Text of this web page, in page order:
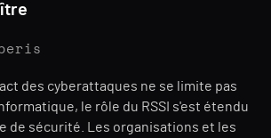
des cyberattaques ne se limite pas
le rôle du RSSI s'est étendu
de sécurité. Les organisations et les